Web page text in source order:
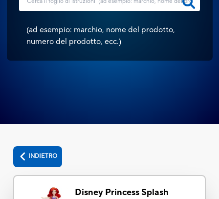
(ad esempio: marchio, nome del prodotto,
numero del prodotto, ecc.)
INDIETRO
Disney Princess Splash